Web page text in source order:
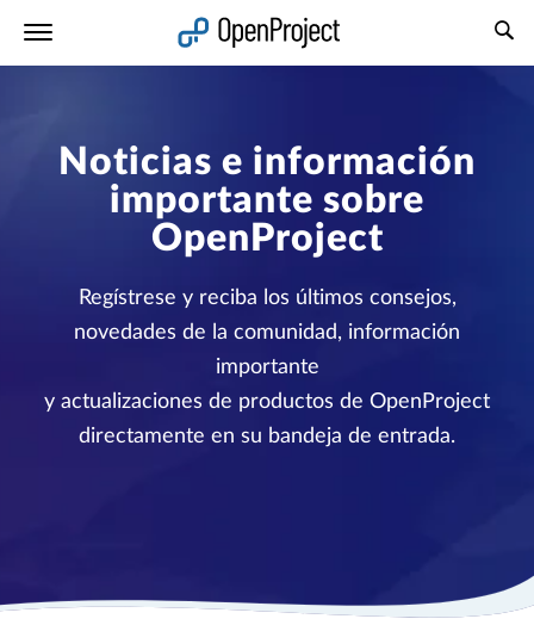
Noticias e información
importante sobre
OpenProject
Regístrese y reciba los últimos consejos,
novedades de la comunidad, información
importante
y actualizaciones de productos de OpenProject
directamente en su bandeja de entrada.
Abrir vínculo en un nuevo panel